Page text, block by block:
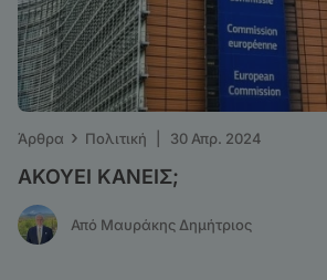
Άρθρα › Πολιτική 30 Απρ. 2024
ΑΚΟΥΕΙ ΚΑΝΕΙΣ;
Από Μαυράκης Δημήτριος